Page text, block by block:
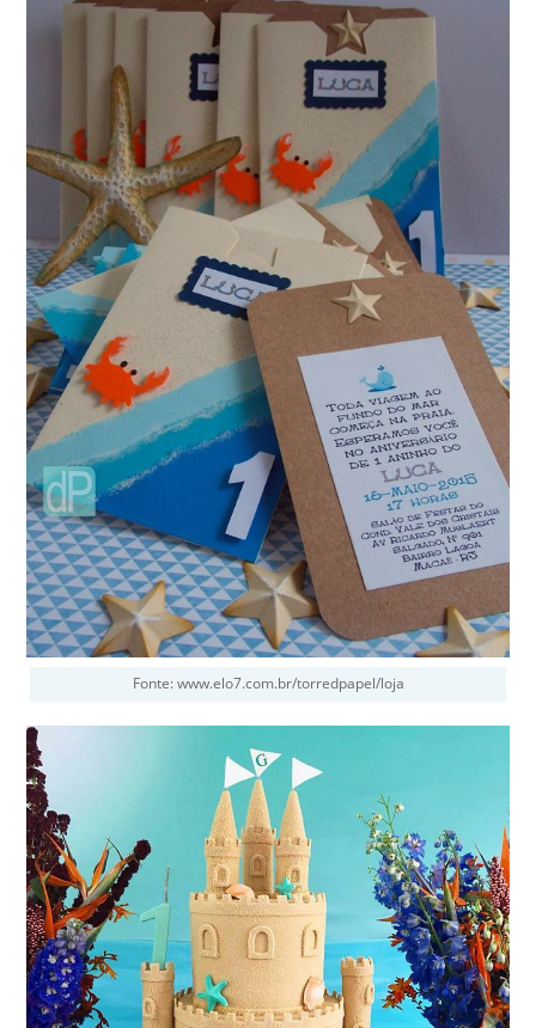
Fonte: www.elo7.com.br/torredpapel/loja